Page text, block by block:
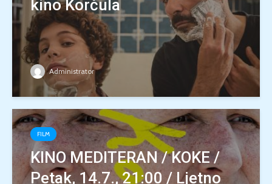
kino Korčula
Administrator
FILM
KINO MEDITERAN / KOKE /
Petak, 14.7., 21:00 / Ljetno